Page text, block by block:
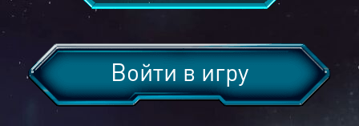
Войти в игру